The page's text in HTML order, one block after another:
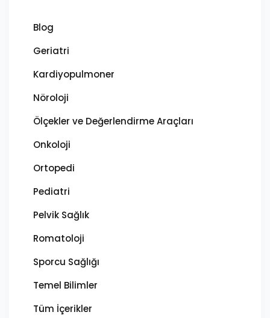
Blog
Geriatri
Kardiyopulmoner
Nöroloji
Ölçekler ve Değerlendirme Araçları
Onkoloji
Ortopedi
Pediatri
Pelvik Sağlık
Romatoloji
Sporcu Sağlığı
Temel Bilimler
Tüm İçerikler